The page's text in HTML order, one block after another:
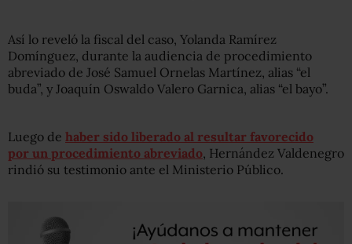
Así lo reveló la fiscal del caso, Yolanda Ramírez
Domínguez, durante la audiencia de procedimiento
abreviado de José Samuel Ornelas Martínez, alias “el
buda”, y Joaquín Oswaldo Valero Garnica, alias “el bayo”.
Luego de haber sido liberado al resultar favorecido
por un procedimiento abreviado, Hernández Valdenegro
rindió su testimonio ante el Ministerio Público.